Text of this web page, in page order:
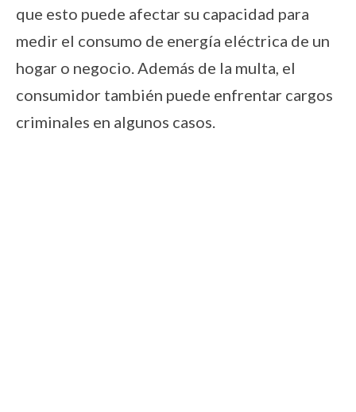
que esto puede afectar su capacidad para
medir el consumo de energía eléctrica de un
hogar o negocio. Además de la multa, el
consumidor también puede enfrentar cargos
criminales en algunos casos.